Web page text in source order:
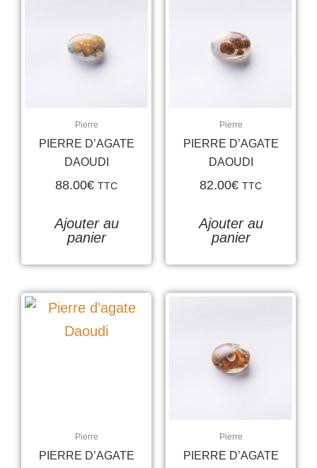
Pierre
PIERRE D’AGATE
DAOUDI
88.00€ TTC
Ajouter au
panier
Pierre
PIERRE D’AGATE
DAOUDI
82.00€ TTC
Ajouter au
panier
Pierre
PIERRE D’AGATE
Pierre
PIERRE D’AGATE